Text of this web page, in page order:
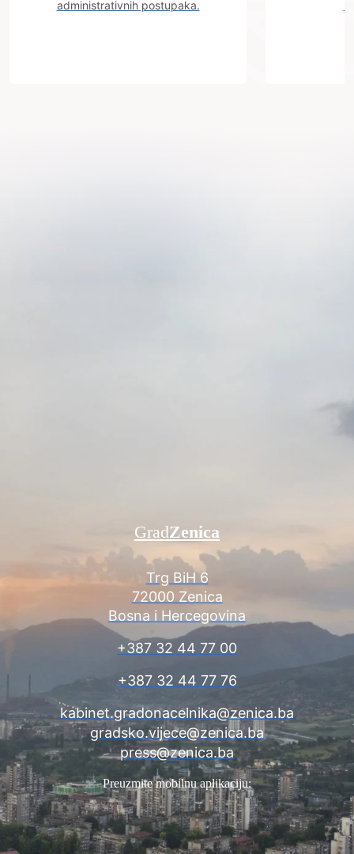
administrativnih postupaka.
Trg BiH 6
72000 Zenica
Bosna i Hercegovina
+387 32 44 77 00
+387 32 44 77 76
kabinet.gradonacelnika@zenica.ba
gradsko.vijece@zenica.ba
press@zenica.ba
GradZenica
Preuzmite mobilnu aplikaciju: